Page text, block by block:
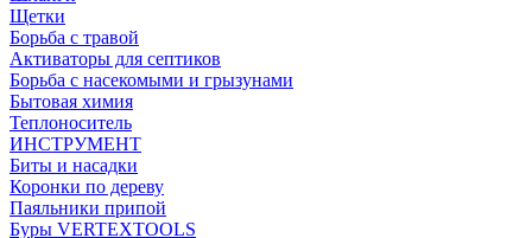
Щетки
Борьба с травой
Активаторы для септиков
Борьба с насекомыми и грызунами
Бытовая химия
Теплоноситель
ИНСТРУМЕНТ
Биты и насадки
Коронки по дереву
Паяльники припой
Буры VERTEXTOOLS